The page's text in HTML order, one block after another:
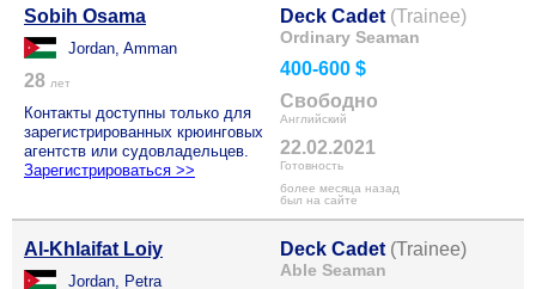
Sobih Osama
Jordan, Amman
28 лет
Контакты доступны только для
зарегистрированных крюинговых
агентств или судовладельцев.
Зарегистрироваться >>
Deck Cadet (Trainee)
Ordinary Seaman
400-600 $
Свободно
Английский
22.02.2021
Готовность
более месяца назад
был на сайте
Al-Khlaifat Loiy
Jordan, Petra
Deck Cadet (Trainee)
Able Seaman